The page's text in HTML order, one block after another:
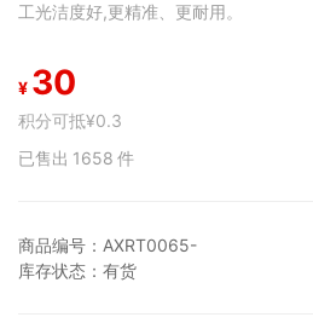
工光洁度好,更精准、更耐用。
¥ 30
积分可抵¥0.3
已售出 1658 件
商品编号： AXRT0065-
库存状态： 有货